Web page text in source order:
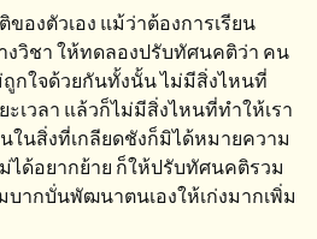
องตัวเอง แม้ว่าต้องการเรียน
งวิชา ให้ทดลองปรับทัศนคติว่า คน
กใจด้วยกันทั้งนั้น ไม่มีสิ่งไหนที่
เวลา แล้วก็ไม่มีสิ่งไหนที่ทำให้เรา
ในสิ่งที่เกลียดชังก็มิได้หมายความ
ได้อยากย้าย ก็ให้ปรับทัศนคติรวม
ากบั่นพัฒนาตนเองให้เก่งมากเพิ่ม